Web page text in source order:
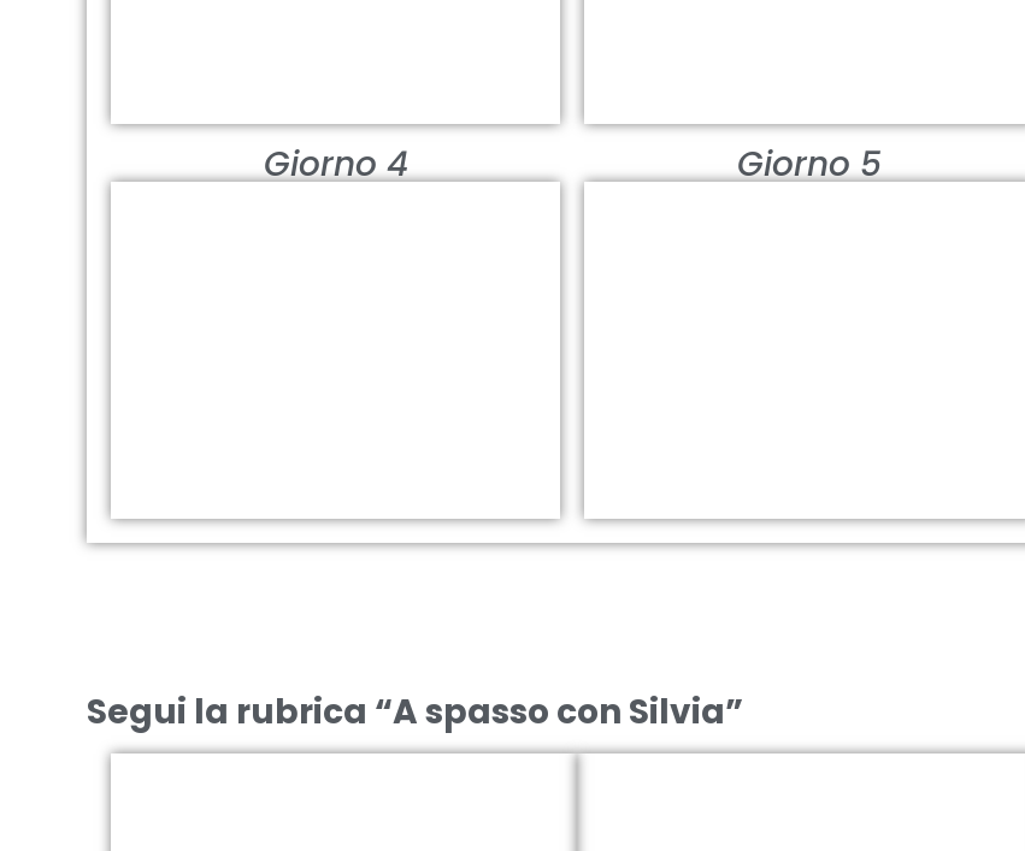
Giorno 4 Giorno 5
Segui la rubrica “A spasso con Silvia”